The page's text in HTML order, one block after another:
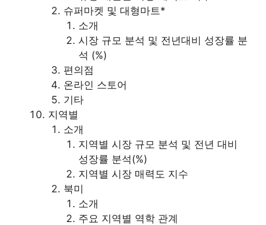
슈퍼마켓 및 대형마트*
소개
시장 규모 분석 및 전년대비 성장률 분
석 (%)
편의점
온라인 스토어
기타
지역별
소개
지역별 시장 규모 분석 및 전년 대비
성장률 분석(%)
지역별 시장 매력도 지수
북미
소개
주요 지역별 역학 관계